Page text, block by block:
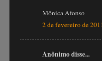
Mônica Afonso
2 de fevereiro de
Anônimo disse...